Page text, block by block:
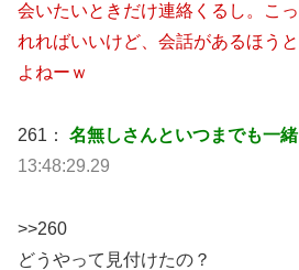
会いたいときだけ連絡くるし。こ
れればいいけど、会話があるほう
よねーｗ
261： 名無しさんといつまでも一
13:48:29.29
>>260
どうやって見付けたの？